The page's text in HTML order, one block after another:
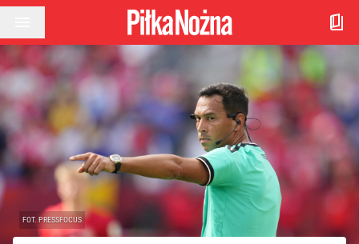
Przejdź do treści
FOT. PRESSFOCUS